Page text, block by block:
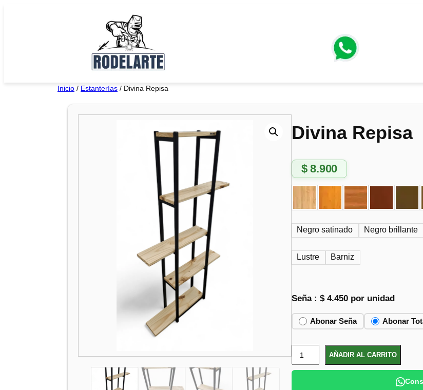
Inicio / Estanterías / Divina Repisa
Divina Repisa
$8.900
Negro satinado Negro brillante
Lustre Barniz
Seña : $4.450 por unidad
Abonar
Abonar Seña
i
AÑADIR AL CARRITO